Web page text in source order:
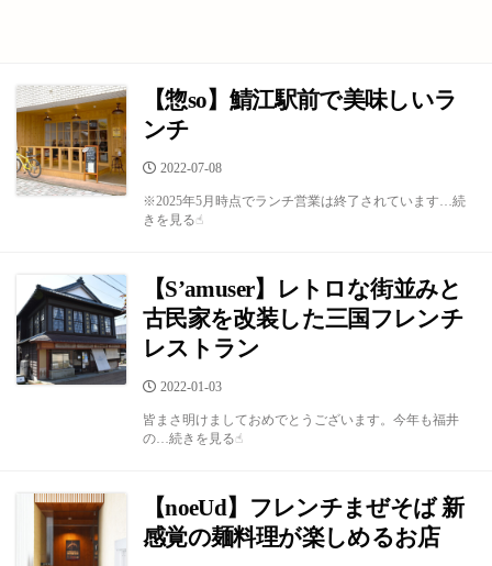
【惣so】鯖江駅前で美味しいラ
ンチ
公
日
2022-07-08
※2025年5月時点でランチ営業は終了されています…続
きを見る☝︎
【S’amuser】レトロな街並みと
古民家を改装した三国フレンチ
レストラン
公
日
2022-01-03
皆まさ明けましておめでとうございます。今年も福井
の…続きを見る☝︎
【noeUd】フレンチまぜそば 新
感覚の麺料理が楽しめるお店